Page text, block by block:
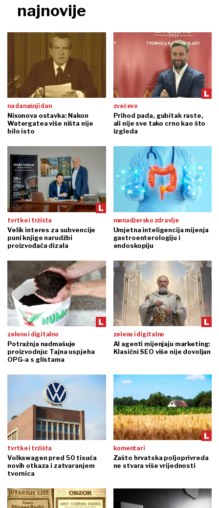
najnovije
na današnji dan
Nixonova ostavka: Nakon
Watergatea više ništa nije
bilo isto
zvečevo
Prihod pada, gubitak raste,
ali nije sve tako crno kao što
izgleda
tvrtke i tržišta
Velik interes za subvencije
puni knjige narudžbi
proizvođača dizala
menadžersko zdravlje
Umjetna inteligencija mijenja
gastroenterologiju i
endoskopiju
zeleno i digitalno
Potražnja nadmašuje
proizvodnju: Tajna uspjeha
OPG-a s glistama
zeleno i digitalno
AI agenti mijenjaju marketing:
Klasični SEO više nije dovoljan
tvrtke i tržišta
Volkswagen pred 50 tisuća
novih otkaza i zatvaranjem
tvornica
komentari
Zašto hrvatska poljoprivreda
ne stvara više vrijednosti